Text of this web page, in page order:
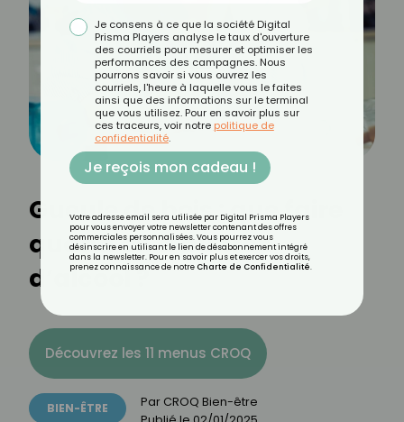
Gueule de bois : que faire
quand on a bu trop
d’alcool ?
Découvrez les 11 menus CROQ
BIEN-ÊTRE Par CROQ Bien-être
Je consens à ce que la société Digital
Prisma Players analyse le taux d'ouverture
des courriels pour mesurer et optimiser les
performances des campagnes. Nous
pourrons savoir si vous ouvrez les
courriels, l'heure à laquelle vous le faites
ainsi que des informations sur le terminal
que vous utilisez. Pour en savoir plus sur
ces traceurs, voir notre politique de
confidentialité.
Je reçois mon cadeau !
Votre adresse email sera utilisée par Digital Prisma Players
pour vous envoyer votre newsletter contenant des offres
commerciales personnalisées. Vous pourrez vous
désinscrire en utilisant le lien de désabonnement intégré
dans la newsletter. Pour en savoir plus et exercer vos droits,
prenez connaissance de notre Charte de Confidentialité.